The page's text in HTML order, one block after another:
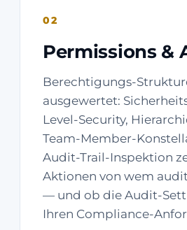
02
Permissions &
Berechtigungs-
ausgewertet:
Level-Security,
Team-Member-
Audit-Trail-Inspektion
Aktionen von wem
— und ob die Audit-
Ihren Compliance-